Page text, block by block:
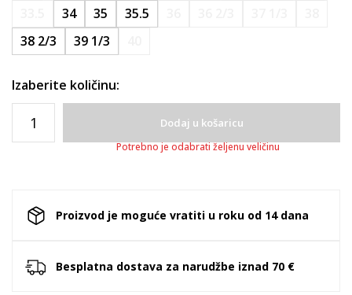
34 35 35.5
38 2/3
39 1/3
Izaberite količinu:
Dodaj u košaricu
Potrebno je odabrati željenu veličinu
Proizvod je moguće vratiti u roku od 14 dana
Besplatna dostava za narudžbe iznad 70 €